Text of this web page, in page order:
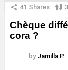
41 Shares
Chèque
cora ?
by Jamilla P.